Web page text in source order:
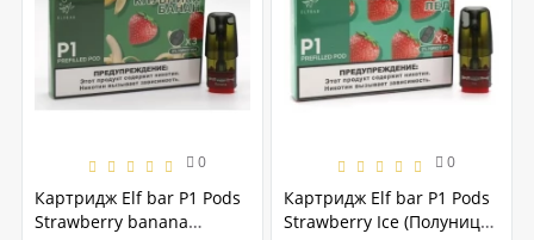
0
Картридж Elf bar P1 Pods
Strawberry banana
0
Картридж Elf bar P1 Pods
Strawberry Ice (Полуниця